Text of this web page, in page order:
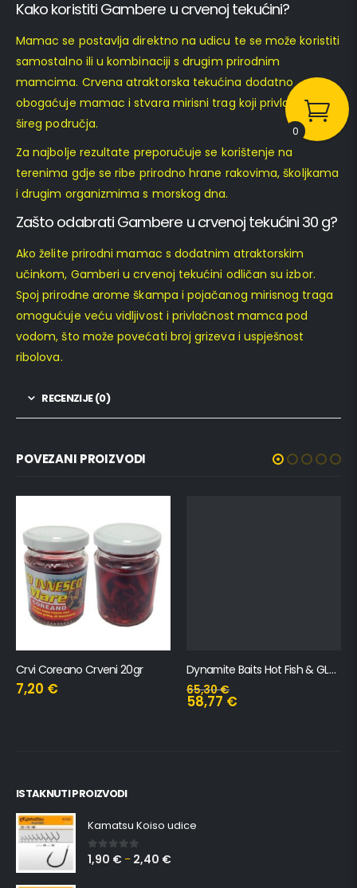
Kako koristiti Gambere u crvenoj tekućini?
Mamac se postavlja direktno na udicu te se može koristiti
samostalno ili u kombinaciji s drugim prirodnim
mamcima. Crvena atraktorska tekućina dodatno
obogaćuje mamac i stvara mirisni trag koji privlači ribu iz
šireg područja.
Za najbolje rezultate preporučuje se korištenje na
terenima gdje se ribe prirodno hrane rakovima, školjkama
i drugim organizmima s morskog dna.
Zašto odabrati Gambere u crvenoj tekućini 30 g?
Ako želite prirodni mamac s dodatnim atraktorskim
učinkom, Gamberi u crvenoj tekućini odličan su izbor.
Spoj prirodne arome škampa i pojačanog mirisnog traga
omogućuje veću vidljivost i privlačnost mamca pod
vodom, što može povećati broj grizeva i uspješnost
ribolova.
RECENZIJE (0)
POVEZANI PROIZVODI
Crvi Coreano Crveni 20gr
7,20 €
Dynamite Baits Hot Fish & GLM 5 kg
65,30€
58,77 €
ISTAKNUTI PROIZVODI
Kamatsu Koiso udice
0 out of 5
1,90 € – 2,40 €
0